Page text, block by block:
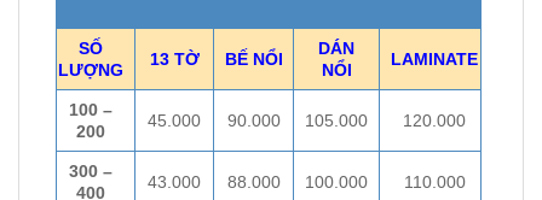
SỐ
LƯỢNG
13 TỜ BẾ NỔI
DÁN
NỔI
LAMINATE
100 –
200
45.000 90.000 105.000 120.000
300 –
400
43.000 88.000 100.000 110.000